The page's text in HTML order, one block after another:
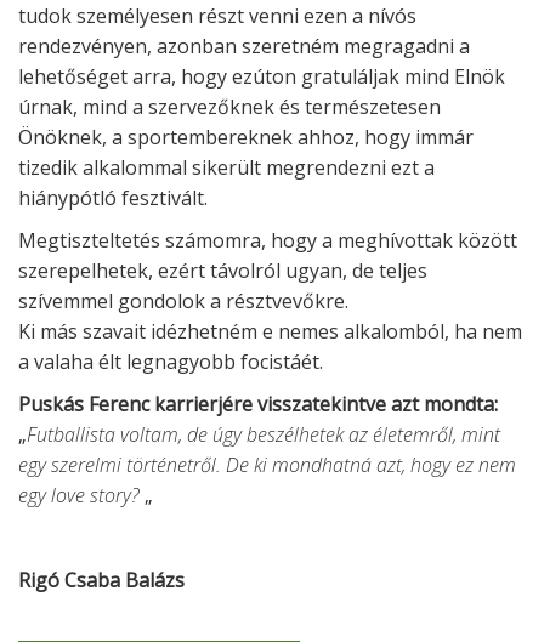
tudok személyesen részt venni ezen a nívós
rendezvényen, azonban szeretném megragadni a
lehetőséget arra, hogy ezúton gratuláljak mind Elnök
úrnak, mind a szervezőknek és természetesen
Önöknek, a sportembereknek ahhoz, hogy immár
tizedik alkalommal sikerült megrendezni ezt a
hiánypótló fesztivált.
Megtiszteltetés számomra, hogy a meghívottak között
szerepelhetek, ezért távolról ugyan, de teljes
szívemmel gondolok a résztvevőkre.
Ki más szavait idézhetném e nemes alkalomból, ha nem
a valaha élt legnagyobb focistáét.
Puskás Ferenc karrierjére visszatekintve azt mondta:
„Futballista voltam, de úgy beszélhetek az életemről, mint
egy szerelmi történetről. De ki mondhatná azt, hogy ez nem
egy love story? „
Rigó Csaba Balázs